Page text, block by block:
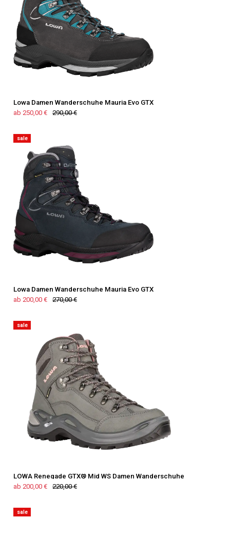
Lowa Damen Wanderschuhe Mauria Evo GTX
ab 250,00 €
290,00 €
sale
Lowa Damen Wanderschuhe Mauria Evo GTX
ab 200,00 €
270,00 €
sale
LOWA Renegade GTX® Mid WS Damen Wanderschuhe
ab 200,00 €
220,00 €
sale